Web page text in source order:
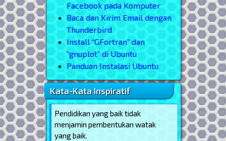
Facebook pada Komputer
Baca dan Kirim Email dengan
Thunderbird
Install “GFortran” dan
“gnuplot” di Ubuntu
Panduan Instalasi Ubuntu
Kata-Kata Inspiratif
Pendidikan yang baik tidak
menjamin pembentukan watak
yang baik.